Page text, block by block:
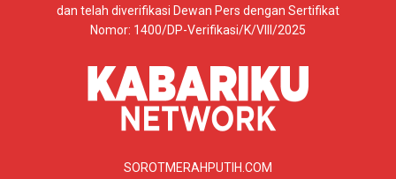
dan telah diverifikasi Dewan Pers dengan Sertifikat
Nomor: 1400/DP-Verifikasi/K/VIII/2025
SOROTMERAHPUTIH.COM